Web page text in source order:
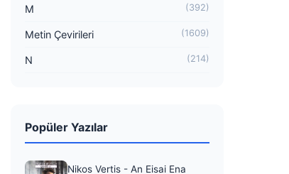
M (392)
Metin Çevirileri (1609)
N (214)
Popüler Yazılar
Nikos Vertis - An Eisai Ena